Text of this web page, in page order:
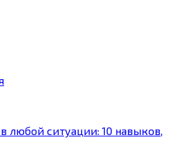
любой ситуации: 10 навыков,